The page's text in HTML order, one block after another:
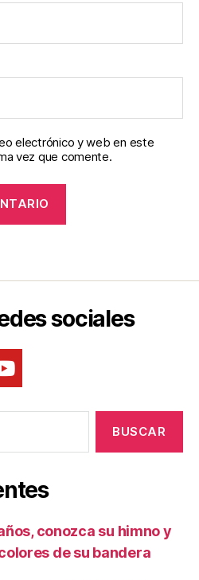
electrónico y web en este
vez que comente.
sociales
conozca su himno y
de su bandera